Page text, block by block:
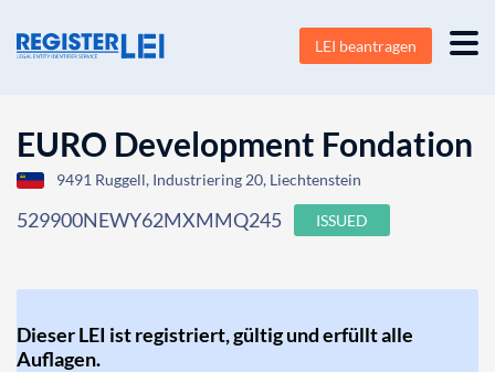
LEI beantragen
EURO Development Fondation
9491 Ruggell, Industriering 20, Liechtenstein
529900NEWY62MXMMQ245 ISSUED
Dieser LEI ist registriert, gültig und erfüllt alle
Auflagen.